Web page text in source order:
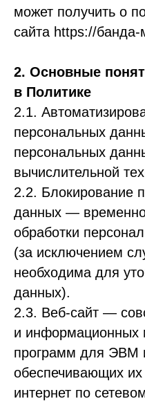
может получить о
сайта https://
2. Основные
в Политике
2.1.
персональных
персональных
вычислительной
2.2. Блокирование
данных —
обработки
(за исключением
необходима для
данных).
2.3. Веб-сайт —
и информационных
программ для ЭВМ
обеспечивающих их
интернет по